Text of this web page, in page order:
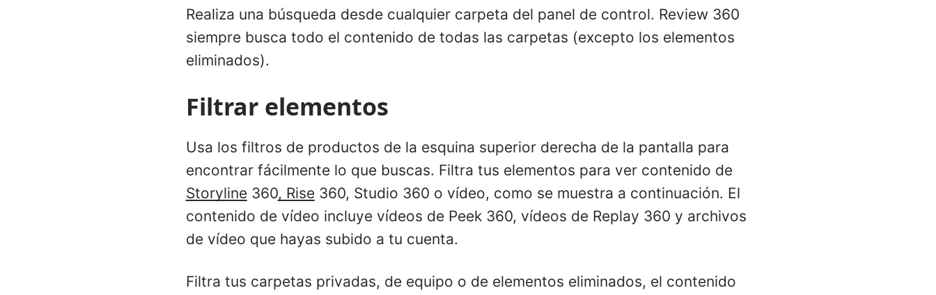
Realiza una búsqueda desde cualquier carpeta del panel de control. Review 360
siempre busca todo el contenido de todas las carpetas (excepto los elementos
eliminados).
Filtrar elementos
Usa los filtros de productos de la esquina superior derecha de la pantalla para
encontrar fácilmente lo que buscas. Filtra tus elementos para ver contenido de
Storyline360, Rise360, Studio 360 o vídeo, como se muestra a continuación. El
contenido de vídeo incluye vídeos de Peek 360, vídeos de Replay 360 y archivos
de vídeo que hayas subido a tu cuenta.
Filtra tus carpetas privadas, de equipo o de elementos eliminados, el contenido